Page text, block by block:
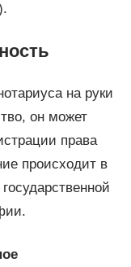
на руки
он может
права
происходит в